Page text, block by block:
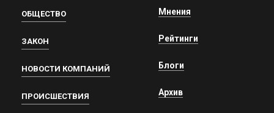
ОБЩЕСТВО
ЗАКОН
НОВОСТИ КОМПАНИЙ
ПРОИСШЕСТВИЯ
Мнения
Рейтинги
Блоги
Архив